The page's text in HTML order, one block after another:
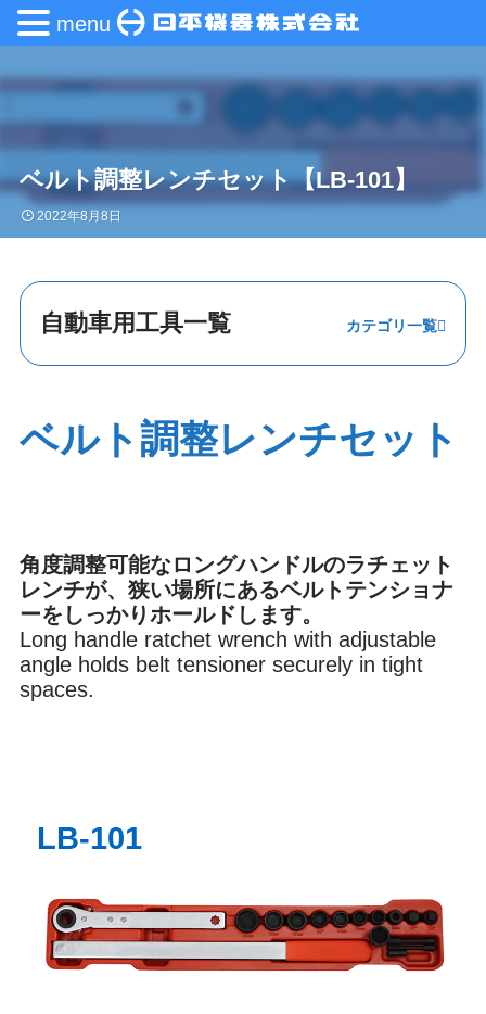
ベルト調整レンチセット【LB-101】
2022年8月8日
自動車用工具一覧
エンジン
足回り
内装 環境
ベルト調整レンチセット
角度調整可能なロングハンドルのラチェット
レンチが、狭い場所にあるベルトテンショナ
ーをしっかりホールドします。
Long handle ratchet wrench with adjustable
angle holds belt tensioner securely in tight
spaces.
LB-101
menu